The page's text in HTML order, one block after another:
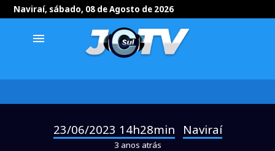
Naviraí, sábado, 08 de Agosto de 2026
menu
23/06/2023 14h28min Naviraí
3 anos atrás